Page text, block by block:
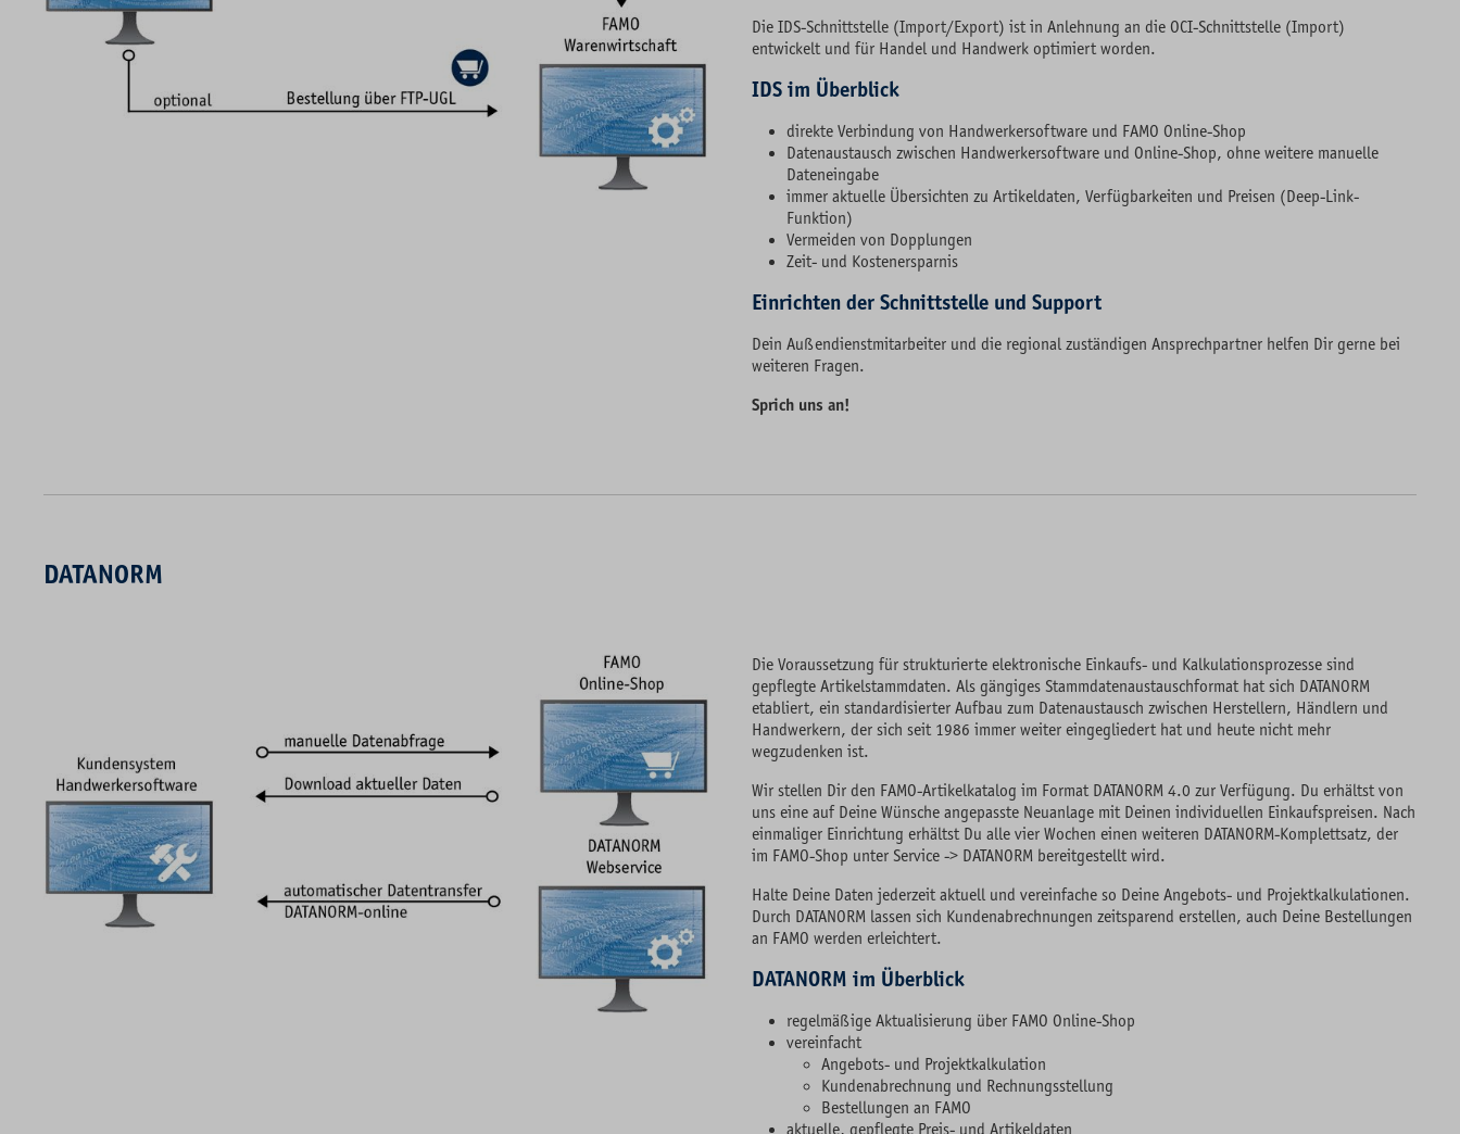
Die IDS-Schnittstelle (Import/Export) ist in Anlehnung an die OCI-Schnittstelle (Import)
entwickelt und für Handel und Handwerk optimiert worden.
IDS im Überblick
direkte Verbindung von Handwerkersoftware und FAMO Online-Shop
Datenaustausch zwischen Handwerkersoftware und Online-Shop, ohne weitere manuelle
Dateneingabe
immer aktuelle Übersichten zu Artikeldaten, Verfügbarkeiten und Preisen (Deep-Link-
Funktion)
Vermeiden von Dopplungen
Zeit- und Kostenersparnis
Einrichten der Schnittstelle und Support
Dein Außendienstmitarbeiter und die regional zuständigen Ansprechpartner helfen Dir gerne bei
weiteren Fragen.
Sprich uns an!
DATANORM
Die Voraussetzung für strukturierte elektronische Einkaufs- und Kalkulationsprozesse sind
gepflegte Artikelstammdaten. Als gängiges Stammdatenaustauschformat hat sich DATANORM
etabliert, ein standardisierter Aufbau zum Datenaustausch zwischen Herstellern, Händlern und
Handwerkern, der sich seit 1986 immer weiter eingegliedert hat und heute nicht mehr
wegzudenken ist.
Wir stellen Dir den FAMO-Artikelkatalog im Format DATANORM 4.0 zur Verfügung. Du erhältst von
uns eine auf Deine Wünsche angepasste Neuanlage mit Deinen individuellen Einkaufspreisen. Nach
einmaliger Einrichtung erhältst Du alle vier Wochen einen weiteren DATANORM-Komplettsatz, der
im FAMO-Shop unter Service -> DATANORM bereitgestellt wird.
Halte Deine Daten jederzeit aktuell und vereinfache so Deine Angebots- und Projektkalkulationen.
Durch DATANORM lassen sich Kundenabrechnungen zeitsparend erstellen, auch Deine Bestellungen
an FAMO werden erleichtert.
DATANORM im Überblick
regelmäßige Aktualisierung über FAMO Online-Shop
vereinfacht
Angebots- und Projektkalkulation
Kundenabrechnung und Rechnungsstellung
Bestellungen an FAMO
aktuelle, gepflegte Preis- und Artikeldaten